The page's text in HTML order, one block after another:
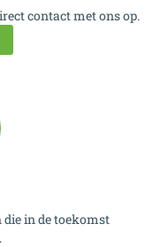
contact met ons op.
in de toekomst